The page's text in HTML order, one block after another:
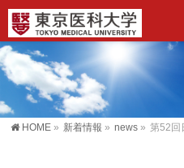
HOME » 新着情報 » news » 第52回